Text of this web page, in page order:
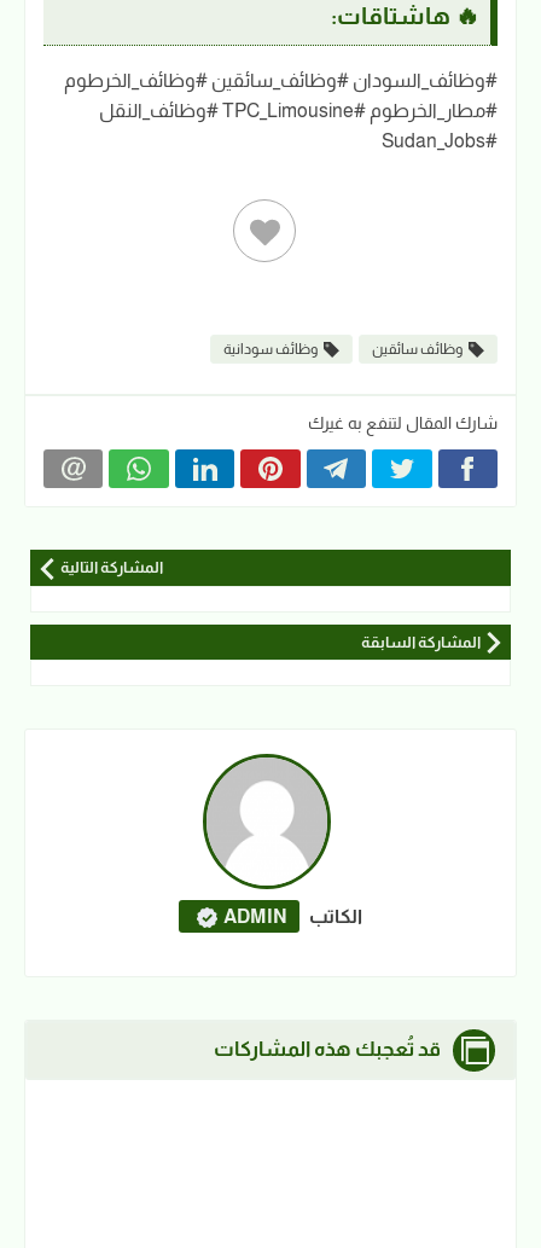
🔥 هاشتاقات:
#وظائف_السودان #وظائف_سائقين #وظائف_الخرطوم
#مطار_الخرطوم #TPC_Limousine #وظائف_النقل
#Sudan_Jobs
وظائف سائقين وظائف سودانية
شارك المقال لتنفع به غيرك
المشاركة التالية
المشاركة السابقة
الكاتب ADMIN
قد تُعجبك هذه المشاركات